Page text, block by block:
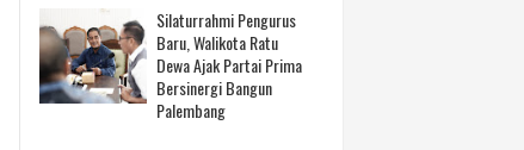
Silaturrahmi Pengurus
Baru, Walikota Ratu
Dewa Ajak Partai Prima
Bersinergi Bangun
Palembang